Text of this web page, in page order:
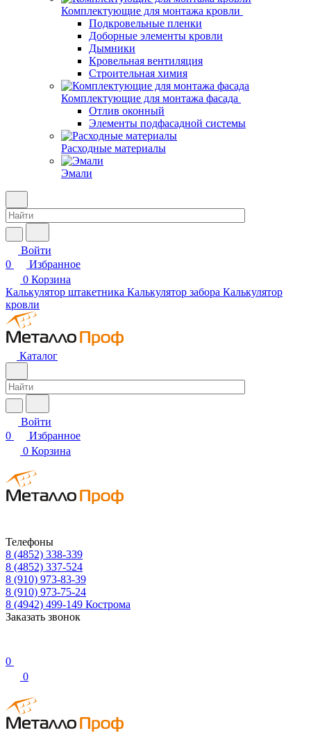
Комплектующие для монтажа кровли
Подкровельные пленки
Доборные элементы кровли
Дымники
Кровельная вентиляция
Строительная химия
Комплектующие для монтажа фасада
Отлив оконный
Элементы подфасадной системы
Расходные материалы
Эмали
Войти
0
Избранное
0 Корзина
Калькулятор штакетника Калькулятор забора Калькулятор
кровли
Каталог
Войти
0
Избранное
0 Корзина
Телефоны
8 (4852) 338-339
8 (4852) 337-524
8 (910) 973-83-39
8 (910) 973-75-24
8 (4942) 499-149 Кострома
Заказать звонок
0
0